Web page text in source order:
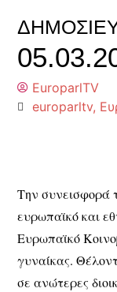
EuroparlTV
europarltv,
Την συνεισφορά
ευρωπαϊκό και
Ευρωπαϊκό
γυναίκας.
σε ανώτερες